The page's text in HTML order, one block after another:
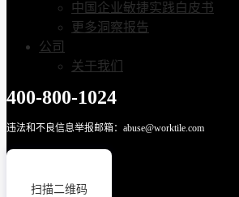
中国企业敏捷实践白皮书
更多洞察报告
公司
关于我们
400-800-1024
违法和不良信息举报邮箱：abuse@worktile.com
扫描二维码